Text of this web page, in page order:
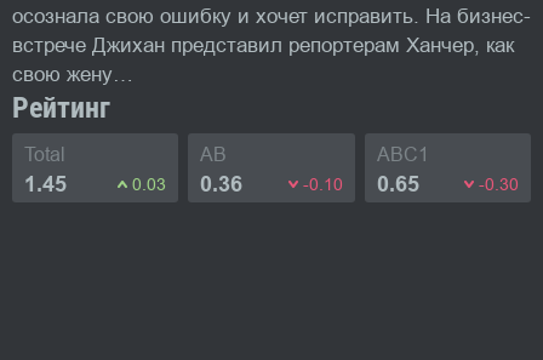
осознала свою ошибку и хочет исправить. На бизнес-
встрече Джихан представил репортерам Ханчер, как
свою жену…
Рейтинг
Total
1.45 0.03
AB
0.36 -0.10
ABC1
0.65 -0.30